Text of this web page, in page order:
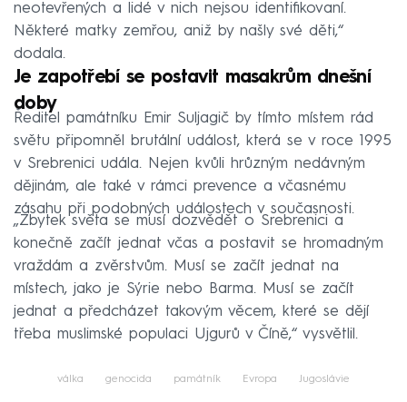
neotevřených a lidé v nich nejsou identifikovaní.
Některé matky zemřou, aniž by našly své děti,“
dodala.
Je zapotřebí se postavit masakrům dnešní
doby
Ředitel památníku Emir Suljagič by tímto místem rád
světu připomněl brutální událost, která se v roce 1995
v Srebrenici udála. Nejen kvůli hrůzným nedávným
dějinám, ale také v rámci prevence a včasnému
zásahu při podobných událostech v současnosti.
„Zbytek světa se musí dozvědět o Srebrenici a
konečně začít jednat včas a postavit se hromadným
vraždám a zvěrstvům. Musí se začít jednat na
místech, jako je Sýrie nebo Barma. Musí se začít
jednat a předcházet takovým věcem, které se dějí
třeba muslimské populaci Ujgurů v Číně,“ vysvětlil.
válka genocida památník Evropa Jugoslávie